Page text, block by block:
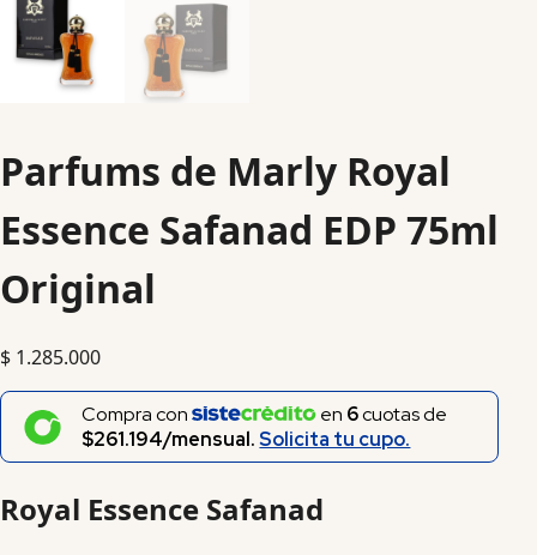
Parfums de Marly Royal
Essence Safanad EDP 75ml
Original
$ 1.285.000
Compra con en 6cuotas de
$261.194/mensual.Solicita tu cupo.
Royal Essence Safanad